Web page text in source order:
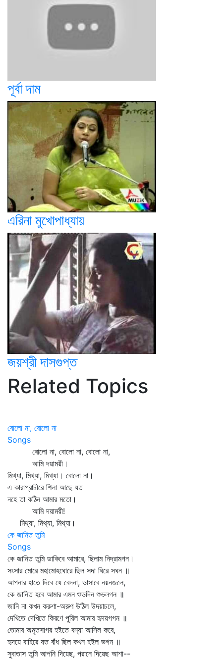
পূর্বা দাম
এরিনা মুখোপাধ্যায়
জয়শ্রী দাসগুপ্ত
Related Topics
বোলো না, বোলো না
Songs
বোলো না, বোলো না, বোলো না,
আমি দয়াময়ী।
মিথ্যা, মিথ্যা, মিথ্যা। বোলো না।
এ কারাপ্রাচীরে শিলা আছে যত
নহে তা কঠিন আমার মতো।
আমি দয়াময়ী!
মিথ্যা, মিথ্যা, মিথ্যা।
কে জানিত তুমি
Songs
কে জানিত তুমি ডাকিবে আমারে, ছিলাম নিদ্রামগন।
সংসার মোরে মহামোহঘোরে ছিল সদা ঘিরে সঘন ॥
আপনার হাতে দিবে যে বেদনা, ভাসাবে নয়নজলে,
কে জানিত হবে আমার এমন শুভদিন শুভলগন ॥
জানি না কখন করুণা-অরুণ উঠিল উদয়াচলে,
দেখিতে দেখিতে কিরণে পুরিল আমার হৃদয়গগন ॥
তোমার অমৃতসাগর হইতে বন্যা আসিল কবে,
হৃদয়ে বাহিরে যত বাঁধ ছিল কখন হইল ভগন ॥
সুবাতাস তুমি আপনি দিয়েছ, পরানে দিয়েছ আশা--